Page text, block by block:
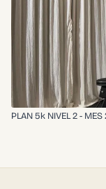
PLAN 5k NIVEL 2 - MES